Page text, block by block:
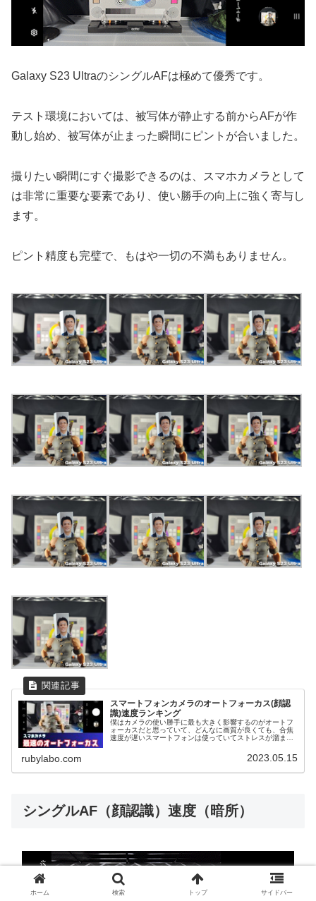
Galaxy S23 UltraのシングルAFは極めて優秀です。
テスト環境においては、被写体が静止する前からAFが作
動し始め、被写体が止まった瞬間にピントが合いました。
撮りたい瞬間にすぐ撮影できるのは、スマホカメラとして
は非常に重要な要素であり、使い勝手の向上に強く寄与し
ます。
ピント精度も完璧で、もはや一切の不満もありません。
スマートフォンカメラのオートフォーカス(顔認
識)速度ランキング
僕はカメラの使い勝手に最も大きく影響するのがオートフ
ォーカスだと思っていて、どんなに画質が良くても、合焦
速度が遅いスマートフォンは使っていてストレスが溜まっ
rubylabo.com 2023.05.15
シングルAF（顔認識）速度（暗所）
ホーム 検索 トップ サイドバー